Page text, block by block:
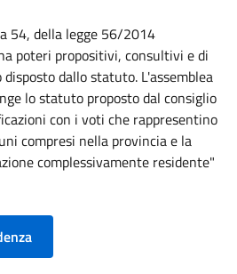
54, della legge 56/2014
poteri propositivi, consultivi e di
dallo statuto. L'assemblea
lo statuto proposto dal consiglio
con i voti che rappresentino
compresi nella provincia e la
complessivamente residente"